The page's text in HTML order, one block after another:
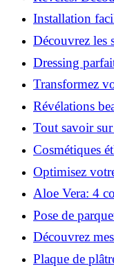
l'huile de ricin!
Installation
luminaire au
Découvrez les
Pourquoi vous
Dressing
rangement
Transformez
installer des
Révélations
transforme
Tout savoir
questions clés
Cosmétiques
routine beauté!
Optimisez
rampant à
Aloe Vera: 4
parfait!
Pose de
pour un sol
Découvrez
vertus du raisin!
Plaque de